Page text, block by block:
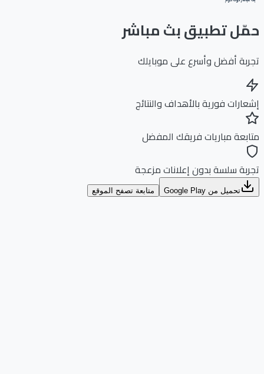
تطبيق بث مباشر
أفضل وأسرع على موبايلك
فورية بالأهداف والنتائج
مباريات فريقك المفضل
سلسة بدون إعلانات مزعجة
تحميل من Google Play متابعة تصفح الموقع